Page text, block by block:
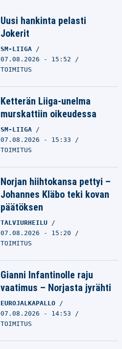
Uusi hankinta pelasti
Jokerit
SM-LIIGA
07.08.2026 - 15:52
TOIMITUS
Ketterän Liiga-unelma
murskattiin oikeudessa
SM-LIIGA
07.08.2026 - 15:33
TOIMITUS
Norjan hiihtokansa pettyi –
Johannes Kläbo teki kovan
päätöksen
TALVIURHEILU
07.08.2026 - 15:20
TOIMITUS
Gianni Infantinolle raju
vaatimus – Norjasta jyrähti
EUROJALKAPALLO
07.08.2026 - 14:53
TOIMITUS